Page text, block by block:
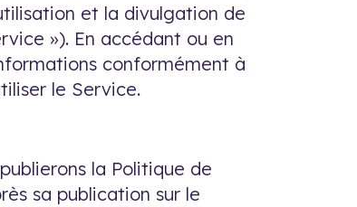
et la divulgation de
»). En accédant ou en
conformément à
le Service.
la Politique de
sa publication sur le